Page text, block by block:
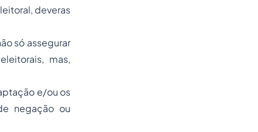
deveras
só assegurar
mas,
e/ou os
negação ou